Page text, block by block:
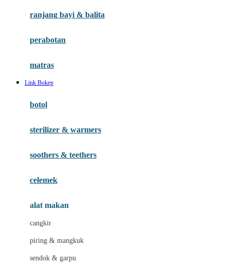
Haenim
Hauck
Havaianas
Hybrid
I
Inlacta DHA
Ivenet
ranjang bayi & balita
perabotan
matras
Link Bokep
botol
sterilizer & warmers
soothers & teethers
celemek
alat makan
cangkir
piring & mangkuk
sendok & garpu